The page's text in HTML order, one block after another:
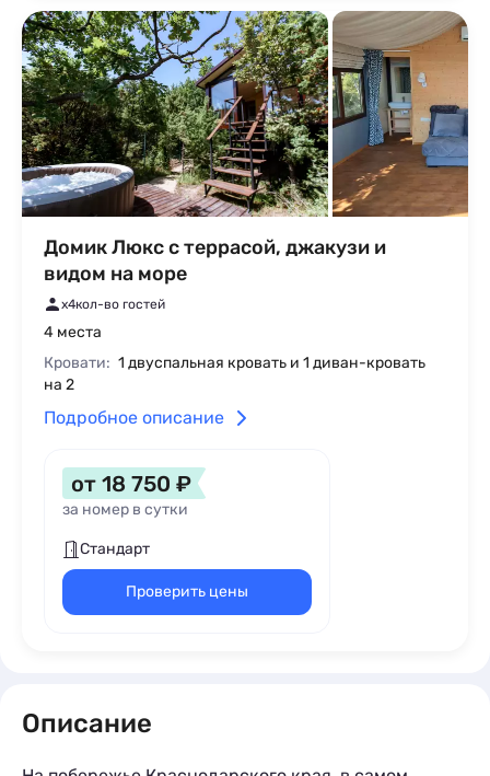
Домик Люкс с террасой, джакузи и
видом на море
x4кол-во гостей
4 места
Кровати: 1 двуспальная кровать и 1 диван-кровать
на 2
Подробное описание
от 18 750 ₽
за номер в сутки
Стандарт
Проверить цены
Описание